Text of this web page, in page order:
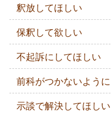
釈放してほしい
保釈して欲しい
不起訴にしてほしい
前科がつかないように
示談で解決してほしい